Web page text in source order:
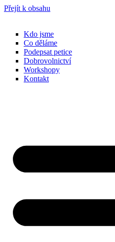
Přejít k obsahu
Kdo jsme
Co děláme
Podepsat petice
Dobrovolnictví
Workshopy
Kontakt